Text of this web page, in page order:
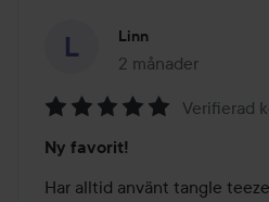
Linn
2 månader
Inlägget skapades 2
5
av
Verifierad
Ny favorit!
Har alltid använt tangle